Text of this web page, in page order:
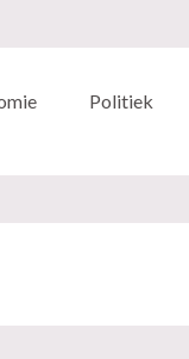
Politiek